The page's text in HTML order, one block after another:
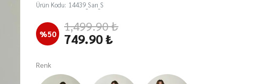
Ürün Kodu: 14439_Sarı_S
%50 1,499.90 ₺
749.90 ₺
Renk